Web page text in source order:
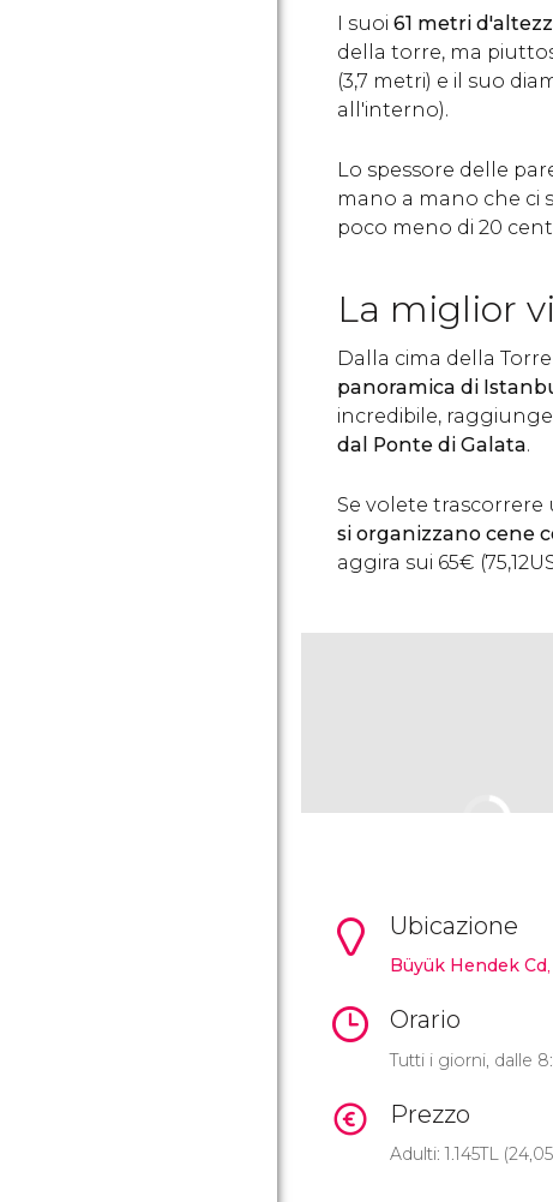
I suoi 61 metri
della torre, ma
(3,7 metri) e il suo
all'interno).
Lo spessore delle
mano a mano che ci
poco meno di 20
La miglior
Dalla cima della
panoramica di
incredibile,
dal Ponte di Galata.
Se volete trascorrere
si organizzano cene
aggira sui 65€ (75,12
Ubicazione
Büyük Hendek Cd
Orario
Tutti i giorni, dalle
Prezzo
Adulti: 1.145TL (24,05